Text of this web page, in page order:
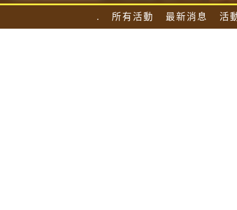
. 所有活動 最新消息 活